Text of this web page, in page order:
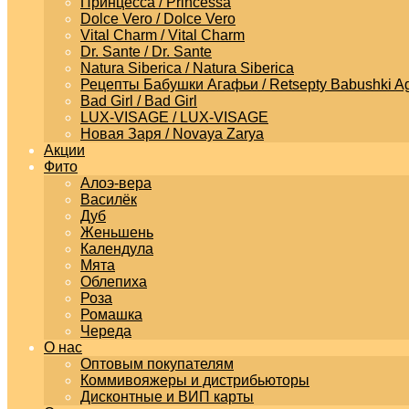
Dolce Vero / Dolce Vero
Vital Charm / Vital Charm
Dr. Sante / Dr. Sante
Natura Siberica / Natura Siberica
Рецепты Бабушки Агафьи / Retsepty Babushki
Bad Girl / Bad Girl
LUX-VISAGE / LUX-VISAGE
Новая Заря / Novaya Zarya
Акции
Фито
Алоэ-вера
Василёк
Дуб
Женьшень
Календула
Мята
Облепиха
Роза
Ромашка
Череда
О нас
Оптовым покупателям
Коммивояжеры и дистрибьюторы
Дисконтные и ВИП карты